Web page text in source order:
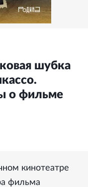
шубка
о фильме
кинотеатре
фильма